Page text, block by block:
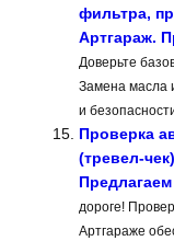
фильтра,
Артгараж.
Доверьте
Замена масла
и
Проверка
(тревел-
дороге!
Артгараже